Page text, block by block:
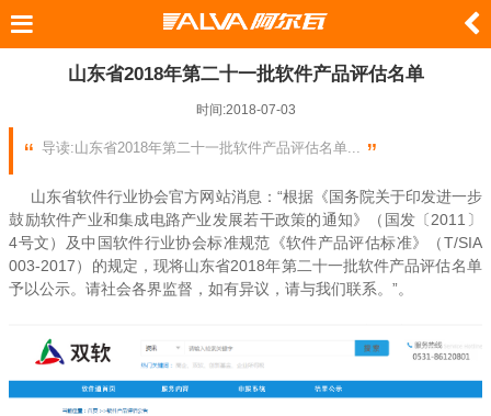
山东省2018年第二十一批软件产品评估名单
时间:2018-07-03
导读:山东省2018年第二十一批软件产品评估名单...
山东省软件行业协会官方网站消息：“根据《国务院关于印发进一步
鼓励软件产业和集成电路产业发展若干政策的通知》（国发〔2011〕
4号文）及中国软件行业协会标准规范《软件产品评估标准》（T/SIA
003-2017）的规定，现将山东省2018年第二十一批软件产品评估名单
予以公示。请社会各界监督，如有异议，请与我们联系。”。